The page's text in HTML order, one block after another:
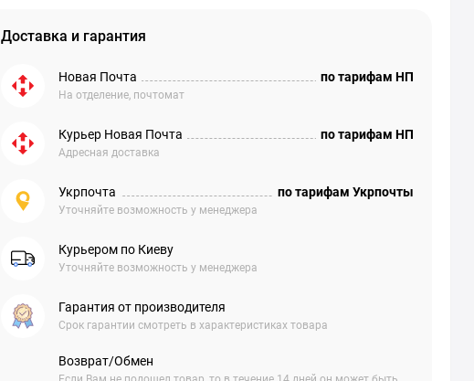
Доставка и гарантия
Новая Почта
На отделение, почтомат
по тарифам НП
Курьер Новая Почта
Адресная доставка
по тарифам НП
Укрпочта
Уточняйте возможность у менеджера
по тарифам Укрпочты
Курьером по Киеву
Уточняйте возможность у менеджера
Гарантия от производителя
Срок гарантии смотреть в характеристиках товара
Возврат/Обмен